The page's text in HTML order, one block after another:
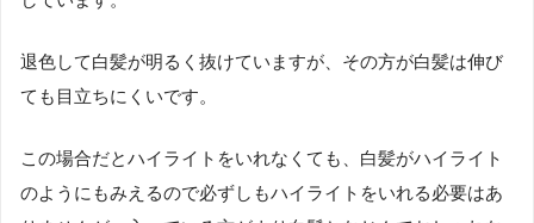
退色して白髪が明るく抜けていますが、その方が白髪は伸び
ても目立ちにくいです。
この場合だとハイライトをいれなくても、白髪がハイライト
のようにもみえるので必ずしもハイライトをいれる必要はあ